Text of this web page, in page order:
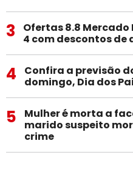
3
Ofertas 8.8 Mercado
4 com descontos de
4
Confira a previsão
domingo, Dia dos
5
Mulher é morta a
marido suspeito
crime